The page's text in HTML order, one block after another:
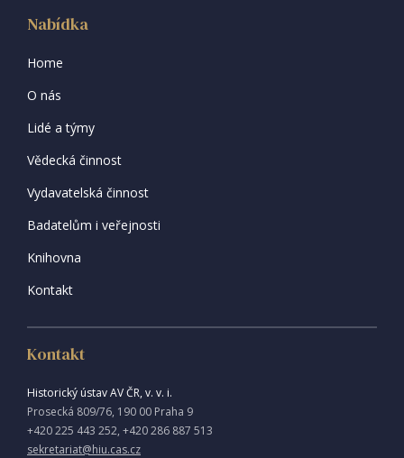
Nabídka
Home
O nás
Lidé a týmy
Vědecká činnost
Vydavatelská činnost
Badatelům i veřejnosti
Knihovna
Kontakt
Kontakt
Historický ústav AV ČR, v. v. i.
Prosecká 809/76, 190 00 Praha 9
+420 225 443 252, +420 286 887 513
sekretariat@hiu.cas.cz